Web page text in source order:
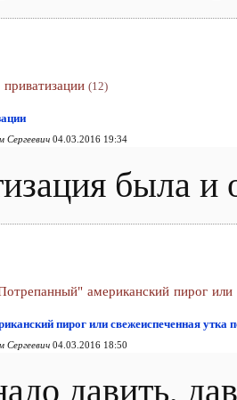
(12)
Сергеевич 04.03.2016 19:34
была и
американский пирог или
пирог или свежеиспеченная утка
Сергеевич 04.03.2016 18:50
давить,